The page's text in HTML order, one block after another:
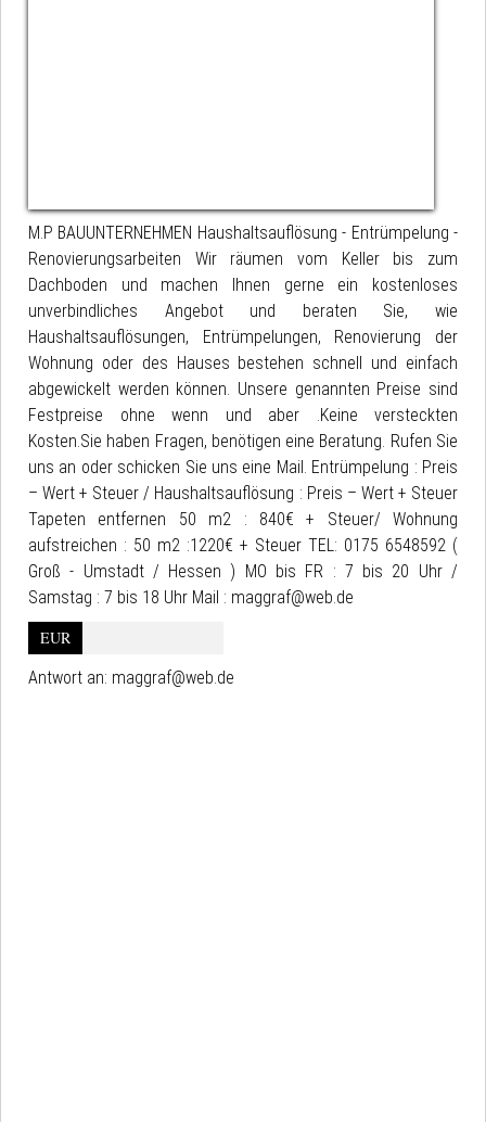
M.P BAUUNTERNEHMEN Haushaltsauflösung - Entrümpelung -
Renovierungsarbeiten Wir räumen vom Keller bis zum
Dachboden und machen Ihnen gerne ein kostenloses
unverbindliches Angebot und beraten Sie, wie
Haushaltsauflösungen, Entrümpelungen, Renovierung der
Wohnung oder des Hauses bestehen schnell und einfach
abgewickelt werden können. Unsere genannten Preise sind
Festpreise ohne wenn und aber .Keine versteckten
Kosten.Sie haben Fragen, benötigen eine Beratung. Rufen Sie
uns an oder schicken Sie uns eine Mail. Entrümpelung : Preis
– Wert + Steuer / Haushaltsauflösung : Preis – Wert + Steuer
Tapeten entfernen 50 m2 : 840€ + Steuer/ Wohnung
aufstreichen : 50 m2 :1220€ + Steuer TEL: 0175 6548592 (
Groß - Umstadt / Hessen ) MO bis FR : 7 bis 20 Uhr /
Samstag : 7 bis 18 Uhr Mail : maggraf@web.de
EUR
Antwort an: maggraf@web.de